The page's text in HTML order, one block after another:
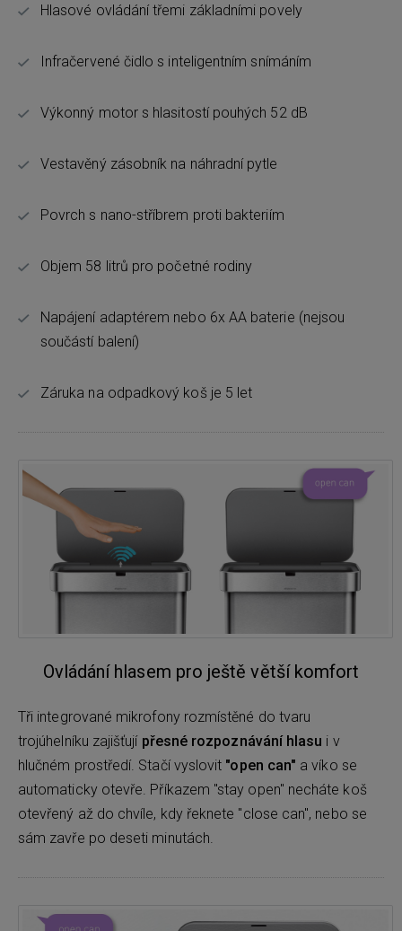
Hlasové ovládání třemi základními povely
Infračervené čidlo s inteligentním snímáním
Výkonný motor s hlasitostí pouhých 52 dB
Vestavěný zásobník na náhradní pytle
Povrch s nano-stříbrem proti bakteriím
Objem 58 litrů pro početné rodiny
Napájení adaptérem nebo 6x AA baterie (nejsou
součástí balení)
Záruka na odpadkový koš je 5 let
Ovládání hlasem pro ještě větší komfort
Tři integrované mikrofony rozmístěné do tvaru
trojúhelníku zajišťují přesné rozpoznávání hlasu i v
hlučném prostředí. Stačí vyslovit "open can" a víko se
automaticky otevře. Příkazem "stay open" necháte koš
otevřený až do chvíle, kdy řeknete "close can", nebo se
sám zavře po deseti minutách.